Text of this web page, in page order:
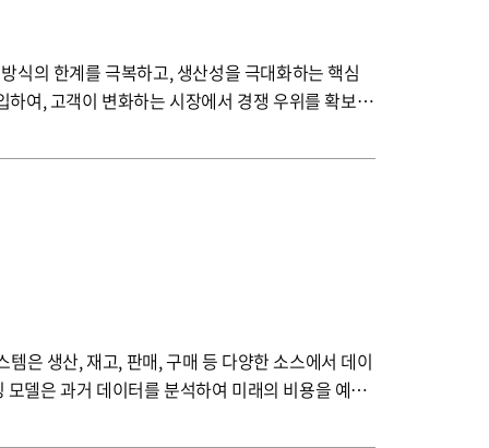
여, 고객이 변화하는 시장에서 경쟁 우위를 확보하
델은 과거 데이터를 분석하여 미래의 비용을 예측